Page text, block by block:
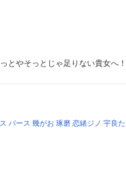
とやそっとじゃ足りない貴女へ
パース 幾がお 琢磨 恋緒ジノ 宇良